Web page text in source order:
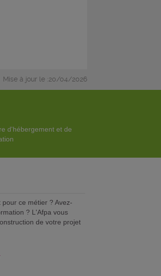
Mise à jour le :20/04/2026
d'hébergement et de
ce métier ? Avez-
? L'Afpa vous
de votre projet